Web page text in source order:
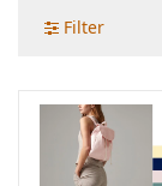
Filter